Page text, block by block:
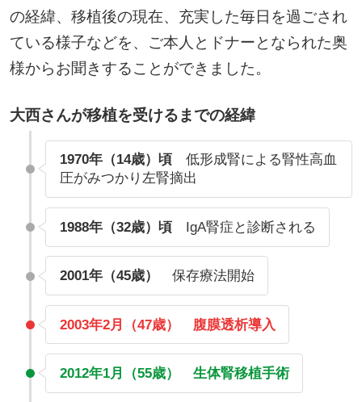
の経緯、移植後の現在、充実した毎日を過ごされ
ている様子などを、ご本人とドナーとなられた奥
様からお聞きすることができました。
大西さんが移植を受けるまでの経緯
1970年（14歳）頃低形成腎による腎性高血
圧がみつかり左腎摘出
1988年（32歳）頃IgA腎症と診断される
2001年（45歳） 保存療法開始
2003年2月（47歳） 腹膜透析導入
2012年1月（55歳） 生体腎移植手術